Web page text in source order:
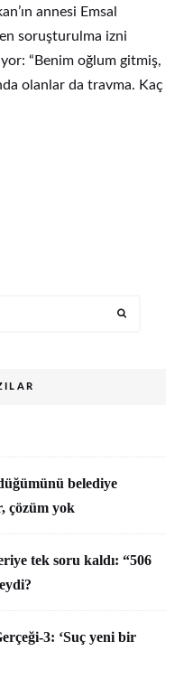
annesi Emsal
soruşturulma izni
“Benim oğlum gitmiş,
olanlar da travma. Kaç
belediye
çözüm yok
tek soru kaldı: “506
3: ‘Suç yeni bir